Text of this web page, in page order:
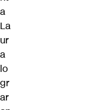
a
La
ur
a
lo
gr
ar